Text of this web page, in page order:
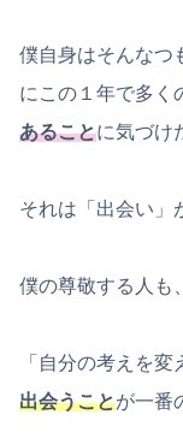
僕自身はそんなつ
にこの１年で多く
あることに気づけ
それは「出会い」
僕の尊敬する人も、
「自分の考えを変
出会うことが一番